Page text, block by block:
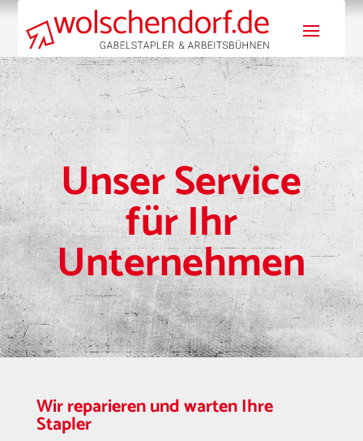
Unser Service
für Ihr
Unternehmen
Wir reparieren und warten Ihre
Stapler